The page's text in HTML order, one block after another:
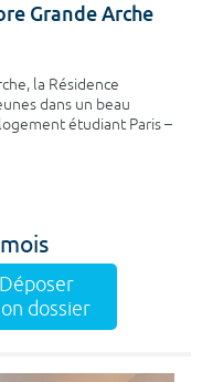
Grande Arche
la Résidence
dans un beau
étudiant Paris –
Déposer
dossier